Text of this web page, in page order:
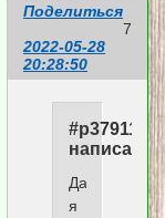
Поделиться
7
2022-05-28
20:28:50
Давай
я